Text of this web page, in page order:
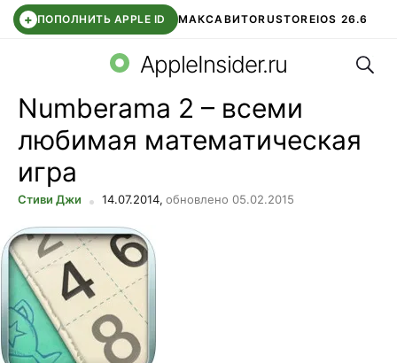
+ ПОПОЛНИТЬ APPLE ID МАКСАВИТОRUSTOREIOS 26.6
СБЕР КИДС ВТБ ОНЛАЙН ЧАТ В ROBLOX
AppleInsider.ru
Numberama 2 – всеми
любимая математическая
игра
Стиви Джи 14.07.2014, обновлено 05.02.2015